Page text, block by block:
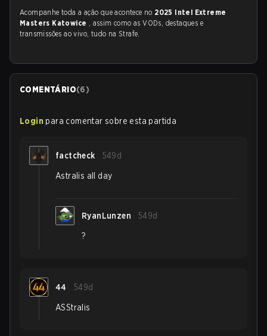
Acompanhe toda a ação que acontece no 2025 Intel Extreme
Masters Katowice , assim como as VODs, destaques e
transmissões ao vivo, tudo na Strafe.
COMENTÁRIO(6)
Login para comentar sobre esta partida
factcheck 549d
Astralis all day
RyanLunzen 549d
?
44 549d
ASStralis